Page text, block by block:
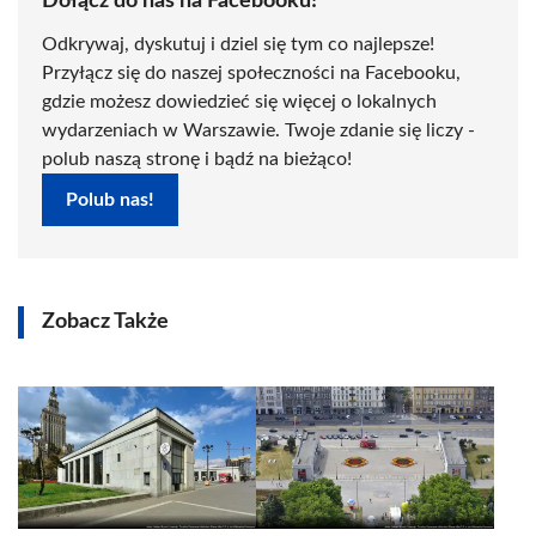
Odkrywaj, dyskutuj i dziel się tym co najlepsze!
Przyłącz się do naszej społeczności na Facebooku,
gdzie możesz dowiedzieć się więcej o lokalnych
wydarzeniach w Warszawie. Twoje zdanie się liczy -
polub naszą stronę i bądź na bieżąco!
Polub nas!
Zobacz Także